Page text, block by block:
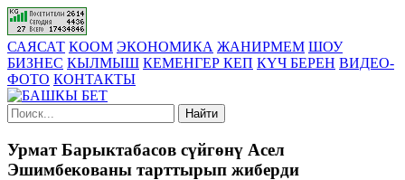
САЯСАТ КООМ ЭКОНОМИКА ЖАНИРМЕМ ШОУ
БИЗНЕС КЫЛМЫШ КЕМЕНГЕР КЕП КҮЧ БЕРЕН ВИДЕО-
ФОТО КОНТАКТЫ
Найти
Урмат Барыктабасов сүйгөнү Асел
Эшимбекованы тарттырып жиберди